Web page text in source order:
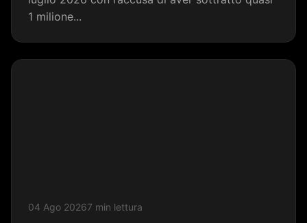
1 milione...
04 Ago 20267 min lettura